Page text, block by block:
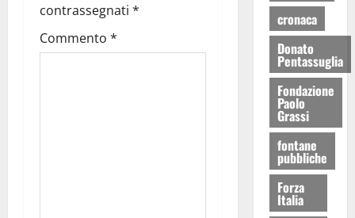
contrassegnati *
Commento *
cronaca
Donato
Pentassuglia
Fondazione
Paolo
Grassi
fontane
pubbliche
Forza
Italia